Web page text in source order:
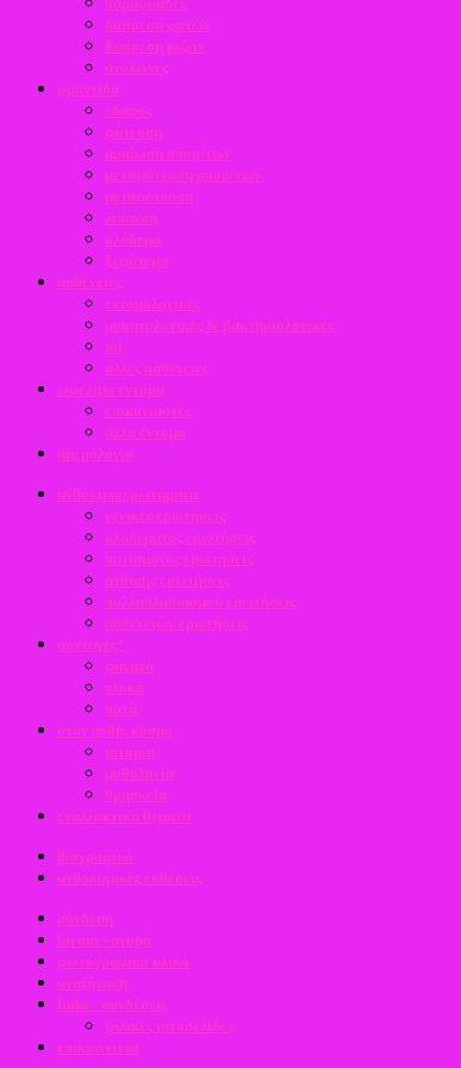
διαίρεση φυτών
διαίρεση ριζών
στόλωνες
φροντίδα
έδαφος
φύτευση
αραίωση σπορ/των
μεταφύτευση σπορ/των
μεταφύτευση
λίπανση
κλάδεμα
ξεφύτεμα
ασθένειες
εντομολογικές
μυκητολογικές & βακτηριολογικές
ιοί
άλλες ασθένειες
ωφέλιμα έντομα
επικονιαστές
άλλα έντομα
ημερολόγιο
ανθοκηποερωτήματα
γενικές ερωτήσεις
κλαδέματος ερωτήσεις
ποτίσματος ερωτήσεις
άνθισης ερωτήσεις
πολλαπλασιασμού ερωτήσεις
ασθενειών ερωτήσεις
συνταγές*
φαγητά
γλυκά
ποτά
στον ανθρ. κόσμο
ιστορία
μυθολογία
θρησκεία
εναλλακτικά θέματα
βιογραφικό
ανθοκομικές εκθέσεις
σύνδεση
forum - αγορά
φωτογραφικό υλικό
αναζήτηση
links - συνδέσεις
φιλικές ιστοσελίδες
επικοινωνία